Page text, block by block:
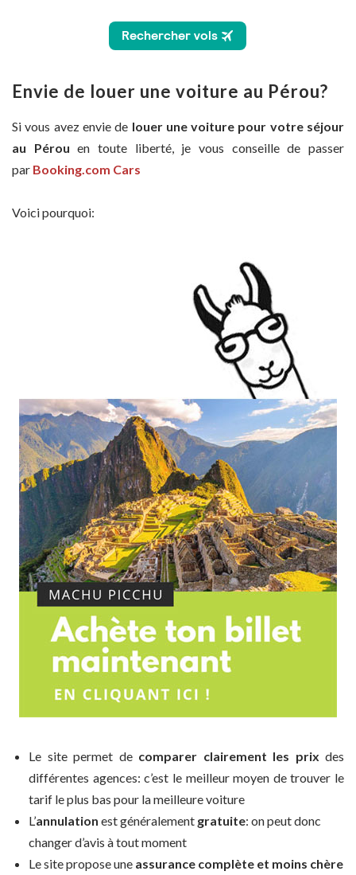
Envie de louer une voiture au Pérou?
Si vous avez envie de louer une voiture pour votre séjour
au Pérouen toute liberté, je vous conseille de passer
par Booking.com Cars
Voici pourquoi:
Le site permet de comparer clairement les prix des
différentes agences: c’est le meilleur moyen de trouver le
tarif le plus bas pour la meilleure voiture
L’annulation est généralement gratuite: on peut donc
changer d’avis à tout moment
Le site propose une assurance complète et moins chère